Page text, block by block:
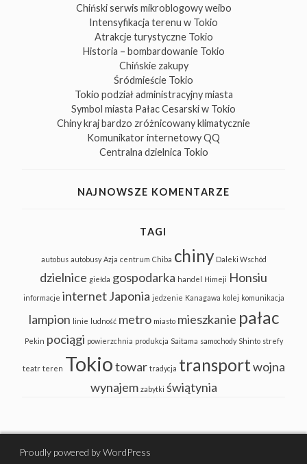
Chiński serwis mikroblogowy weibo
Intensyfikacja terenu w Tokio
Atrakcje turystyczne Tokio
Historia – bombardowanie Tokio
Chińskie zakupy
Śródmieście Tokio
Tokio podział administracyjny miasta
Symbol miasta Pałac Cesarski w Tokio
Chiny kraj bardzo zróżnicowany klimatycznie
Komunikator internetowy QQ
Centralna dzielnica Tokio
NAJNOWSZE KOMENTARZE
TAGI
autobus autobusy Azja centrum Chiba chiny Daleki Wschód
dzielnice giełda gospodarka handel Himeji Honsiu
informacje internet Japonia jedzenie Kanagawa kolej komunikacja
lampion linie ludność metro miasto mieszkanie pałac
Pekin pociągi powierzchnia produkcja Saitama samochody Shinto strefy
teatr teren Tokiotowar tradycja transportwojna
wynajem zabytki świątynia
Proudly powered by WordPress